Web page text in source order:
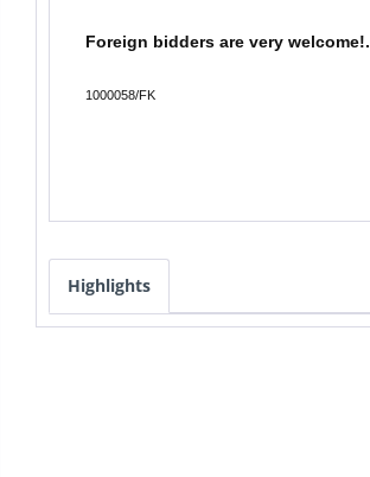
Foreign bidders are very welcome!.
1000058/FK
Highlights